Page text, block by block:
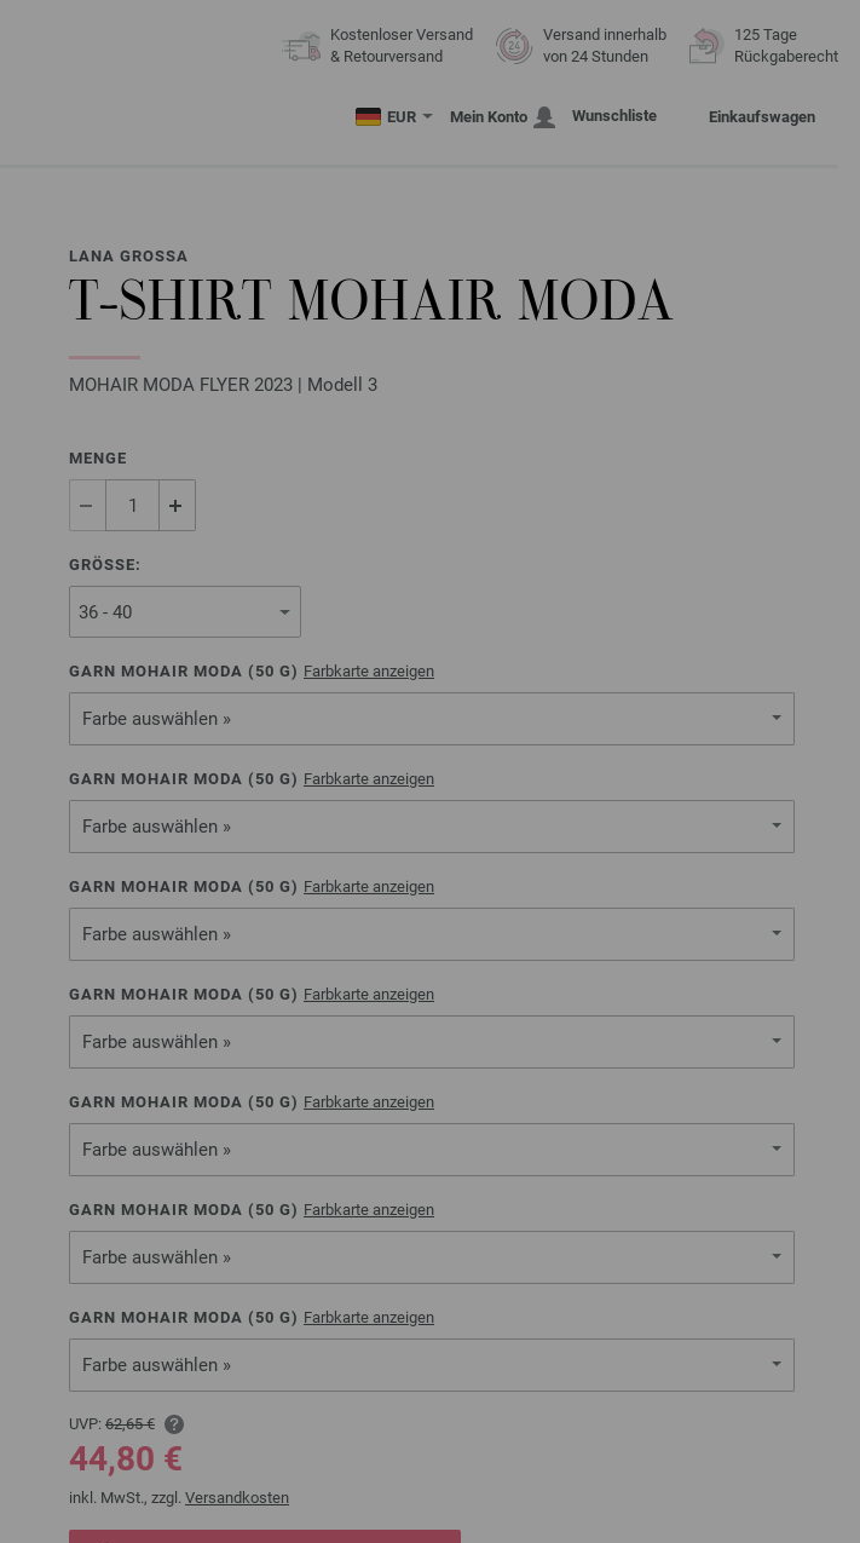
Kostenloser Versand
& Retourversand
Versand innerhalb
von 24 Stunden
125 Tage
Rückgaberecht
EUR Mein Konto Wunschliste Einkaufswagen
LANA GROSSA
T-SHIRT MOHAIR MODA
MOHAIR MODA FLYER 2023 | Modell 3
MENGE
GRÖSSE:
GARN MOHAIR MODA ( 50 G) Farbkarte anzeigen
Farbe auswählen »
GARN MOHAIR MODA ( 50 G) Farbkarte anzeigen
Farbe auswählen »
GARN MOHAIR MODA ( 50 G) Farbkarte anzeigen
Farbe auswählen »
GARN MOHAIR MODA ( 50 G) Farbkarte anzeigen
Farbe auswählen »
GARN MOHAIR MODA ( 50 G) Farbkarte anzeigen
Farbe auswählen »
GARN MOHAIR MODA ( 50 G) Farbkarte anzeigen
Farbe auswählen »
GARN MOHAIR MODA ( 50 G) Farbkarte anzeigen
Farbe auswählen »
UVP: 62,65 €
44,80 €
inkl. MwSt., zzgl. Versandkosten